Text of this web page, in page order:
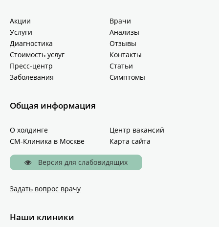
Акции
Врачи
Услуги
Анализы
Диагностика
Отзывы
Стоимость услуг
Контакты
Пресс-центр
Статьи
Заболевания
Симптомы
Общая информация
О холдинге
Центр вакансий
СМ-Клиника в Москве
Карта сайта
Версия для слабовидящих
Задать вопрос врачу
Наши клиники